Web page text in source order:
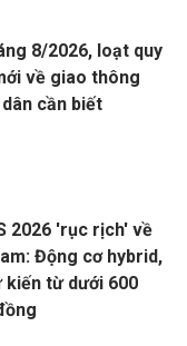
8/2026, loạt quy
về giao thông
cần biết
2026 'rục rịch' về
Động cơ hybrid,
kiến từ dưới 600